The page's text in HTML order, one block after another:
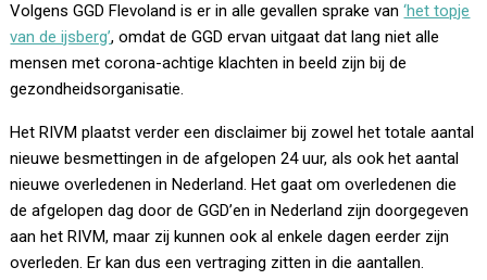
Volgens GGD Flevoland is er in alle gevallen sprake van‘het topje
van de ijsberg’, omdat de GGD ervan uitgaat dat lang niet alle
mensen met corona-achtige klachten in beeld zijn bij de
gezondheidsorganisatie.
Het RIVM plaatst verder een disclaimer bij zowel het totale aantal
nieuwe besmettingen in de afgelopen 24 uur, als ook het aantal
nieuwe overledenen in Nederland. Het gaat om overledenen die
de afgelopen dag door de GGD’en in Nederland zijn doorgegeven
aan het RIVM, maar zij kunnen ook al enkele dagen eerder zijn
overleden. Er kan dus een vertraging zitten in die aantallen.